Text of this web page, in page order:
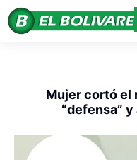
Mujer cortó el
“defensa”